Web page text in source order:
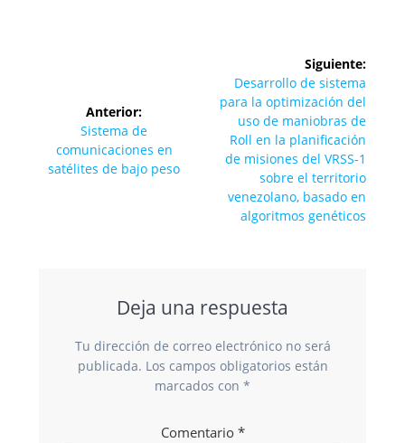
entradas
Anterior:
Entrada
anterior:
Sistema de
comunicaciones en
satélites de bajo peso
Siguiente:
Siguiente
entrada:
Desarrollo de sistema
para la optimización del
uso de maniobras de
Roll en la planificación
de misiones del VRSS-1
sobre el territorio
venezolano, basado en
algoritmos genéticos
Deja una respuesta
Tu dirección de correo electrónico no será
publicada. Los campos obligatorios están
marcados con *
Comentario *